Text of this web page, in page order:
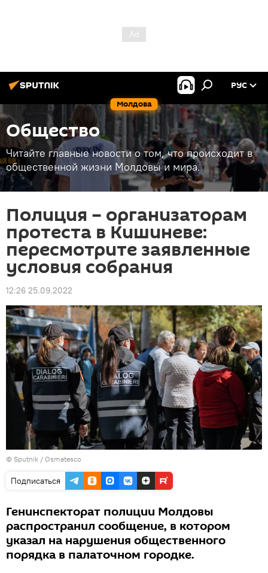
Молдова
РУС
Общество
Читайте главные новости о том, что происходит в
общественной жизни Молдовы и мира.
Полиция – организаторам
протеста в Кишиневе:
пересмотрите заявленные
условия собрания
12:26 25.09.2022
© Sputnik / Osmatesco
Подписаться
Генинспекторат полиции Молдовы
распространил сообщение, в котором
указал на нарушения общественного
порядка в палаточном городке.